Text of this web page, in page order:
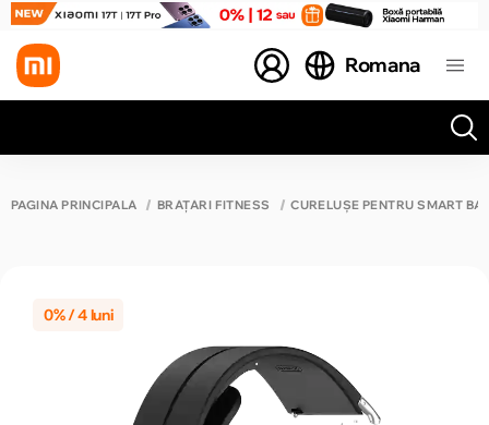
Romana
PAGINA PRINCIPALĂ BRĂȚĂRI FITNESS CURELUȘE PENTRU SMART
0% / 4 luni